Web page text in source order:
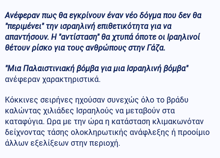
Ανέφεραν πως θα εγκρίνουν έναν νέο δόγμα που δεν θα
"περιμένει" την ισραηλινή επιθετικότητα για να
απαντήσουν. Η "αντίσταση" θα χτυπά όποτε οι Ιραηλινοί
θέτουν ρίσκο για τους ανθρώπους στην Γάζα.
"Μια Παλαιστινιακή βόμβα για μια Ισραηλινή βόμβα"
ανέφεραν χαρακτηριστικά.
Κόκκινες σειρήνες ηχούσαν συνεχώς όλο το βράδυ
καλώντας χιλιάδες Ισραηλούς να μεταβούν στα
καταφύγια. Ωρα με την ώρα η κατάσταση κλιμακωνόταν
δείχνοντας τάσης ολοκληρωτικής ανάφλεξης ή προοίμιο
άλλων εξελίξεων στην περιοχή.